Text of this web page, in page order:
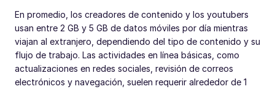
En promedio, los creadores de contenido y los youtubers
usan entre 2 GB y 5 GB de datos móviles por día mientras
viajan al extranjero, dependiendo del tipo de contenido y su
flujo de trabajo. Las actividades en línea básicas, como
actualizaciones en redes sociales, revisión de correos
electrónicos y navegación, suelen requerir alrededor de 1